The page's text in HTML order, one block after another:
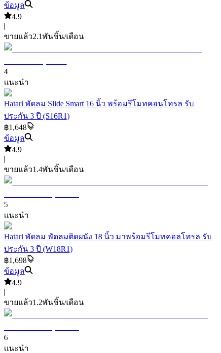
ข้อมูล
4.9
|
ขายแล้ว2.1พันชิ้น/เดือน
4
แนะนำ
Hatari พัดลม Slide Smart 16 นิ้ว พร้อมรีโมทคอนโทรล รับ
ประกัน 3 ปี (S16R1)
฿1,648
ข้อมูล
4.9
|
ขายแล้ว1.4พันชิ้น/เดือน
5
แนะนำ
Hatari พัดลม พัดลมติดผนัง 18 นิ้ว มาพร้อมรีโมทคอลโทรล รับ
ประกัน 3 ปี (W18R1)
฿1,698
ข้อมูล
4.9
|
ขายแล้ว1.2พันชิ้น/เดือน
6
แนะนำ